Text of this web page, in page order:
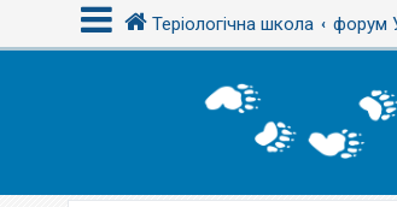
Теріологічна школа форум